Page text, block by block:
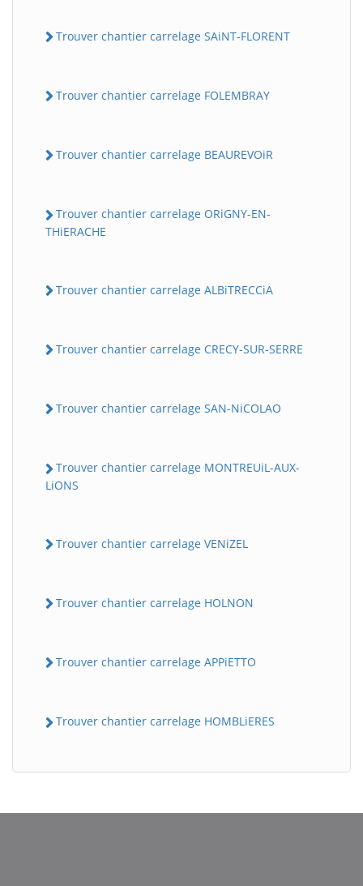
Trouver chantier carrelage SAiNT-FLORENT
Trouver chantier carrelage FOLEMBRAY
Trouver chantier carrelage BEAUREVOiR
Trouver chantier carrelage ORiGNY-EN-
THiERACHE
Trouver chantier carrelage ALBiTRECCiA
Trouver chantier carrelage CRECY-SUR-SERRE
Trouver chantier carrelage SAN-NiCOLAO
Trouver chantier carrelage MONTREUiL-AUX-
LiONS
Trouver chantier carrelage VENiZEL
Trouver chantier carrelage HOLNON
Trouver chantier carrelage APPiETTO
Trouver chantier carrelage HOMBLiERES
BatiWebPro